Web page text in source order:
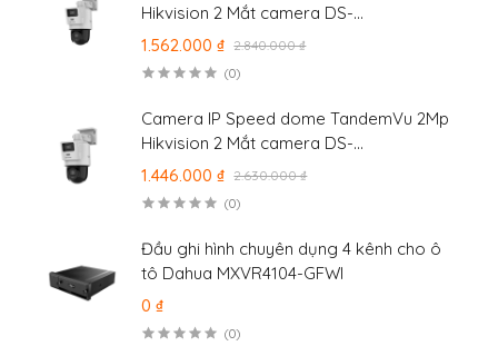
Hikvision 2 Mắt camera DS-
2SE2C400MWG-E/14
1.562.000 ₫ 2.840.000 ₫
(0)
Camera IP Speed dome TandemVu 2Mp
Hikvision 2 Mắt camera DS-
2SE2C200MWG-E/12
1.446.000 ₫ 2.630.000 ₫
(0)
Đầu ghi hình chuyên dụng 4 kênh cho ô
tô Dahua MXVR4104-GFWI
0 ₫
(0)